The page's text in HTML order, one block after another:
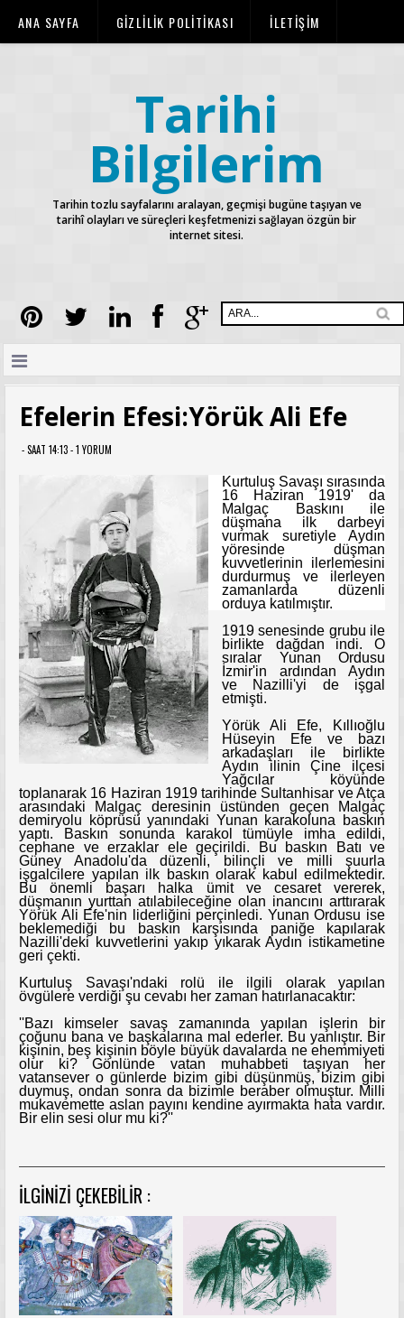
ANA SAYFA GİZLİLİK POLİTİKASI İLETİŞİM
Tarihi
Bilgilerim
Tarihin tozlu sayfalarını aralayan, geçmişi bugüne taşıyan ve
tarihî olayları ve süreçleri keşfetmenizi sağlayan özgün bir
internet sitesi.
Efelerin Efesi:Yörük Ali Efe
- SAAT 14:13 -1 YORUM
Kurtuluş Savaşı sırasında
16 Haziran 1919' da
Malgaç Baskını ile
düşmana ilk darbeyi
vurmak suretiyle Aydın
yöresinde düşman
kuvvetlerinin ilerlemesini
durdurmuş ve ilerleyen
zamanlarda düzenli
orduya katılmıştır.
1919 senesinde grubu ile
birlikte dağdan indi. O
sıralar Yunan Ordusu
İzmir'in ardından Aydın
ve Nazilli'yi de işgal
etmişti.
Yörük Ali Efe, Kıllıoğlu
Hüseyin Efe ve bazı
arkadaşları ile birlikte
Aydın ilinin Çine ilçesi
Yağcılar köyünde
toplanarak 16 Haziran 1919 tarihinde Sultanhisar ve Atça
arasındaki Malgaç deresinin üstünden geçen Malgaç
demiryolu köprüsü yanındaki Yunan karakoluna baskın
yaptı. Baskın sonunda karakol tümüyle imha edildi,
cephane ve erzaklar ele geçirildi. Bu baskın Batı ve
Güney Anadolu'da düzenli, bilinçli ve milli şuurla
işgalcilere yapılan ilk baskın olarak kabul edilmektedir.
Bu önemli başarı halka ümit ve cesaret vererek,
düşmanın yurttan atılabileceğine olan inancını arttırarak
Yörük Ali Efe'nin liderliğini perçinledi. Yunan Ordusu ise
beklemediği bu baskın karşısında paniğe kapılarak
Nazilli'deki kuvvetlerini yakıp yıkarak Aydın istikametine
geri çekti.
Kurtuluş Savaşı'ndaki rolü ile ilgili olarak yapılan
övgülere verdiği şu cevabı her zaman hatırlanacaktır:
''Bazı kimseler savaş zamanında yapılan işlerin bir
çoğunu bana ve başkalarına mal ederler. Bu yanlıştır. Bir
kişinin, beş kişinin böyle büyük davalarda ne ehemmiyeti
olur ki? Gönlünde vatan muhabbeti taşıyan her
vatansever o günlerde bizim gibi düşünmüş, bizim gibi
duymuş, ondan sonra da bizimle beraber olmuştur. Milli
mukavemette aslan payını kendine ayırmakta hata vardır.
Bir elin sesi olur mu ki?''
İLGINIZI ÇEKEBILIR :